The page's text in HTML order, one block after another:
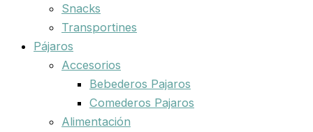
Snacks
Transportines
Pájaros
Accesorios
Bebederos Pajaros
Comederos Pajaros
Alimentación